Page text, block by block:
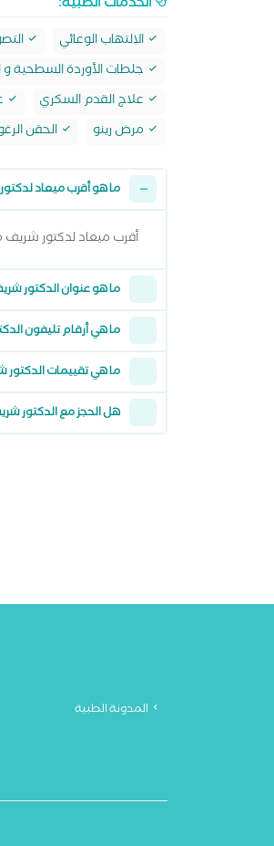
الالتهاب الوعائي
جلطات الأوردة السطحية
علاج القدم السكري
مرض رينو
الحقن
ما هو أقرب ميعاد
أقرب ميعاد لدكتور شريف محمد محي الدين هو يوم الاحد 09
ما هو عنوان الدكتور
ما هي أرقام تليفون
ما هي تقييمات
هل الحجز مع الدكتور
المدونة الطبية